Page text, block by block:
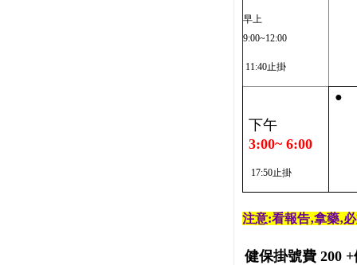
早上
9:00~12:00
11:40止掛
下午
3:00~ 6:00
17:50止掛
●
注意:看報告‚拿藥‚
健保掛號費 200 +